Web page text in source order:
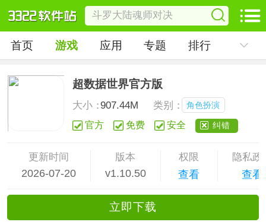
首页 游戏 应用 专题 排行
超数据世界官方版
大小：907.44M 类别： 角色扮演
官方 免费 安全 纠错
更新时间
2026-07-20
版本
v1.10.50
权限
查看
隐私政
查看
立即下载